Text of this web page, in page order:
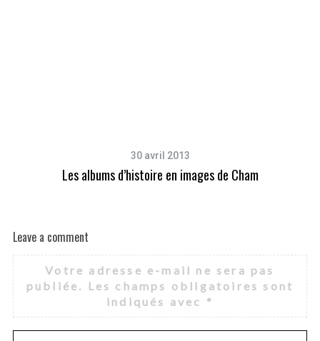
30 avril 2013
Les albums d’histoire en images de Cham
Leave a comment
Votre adresse e-mail ne sera pas
publiée.
Les champs obligatoires sont
indiqués avec *